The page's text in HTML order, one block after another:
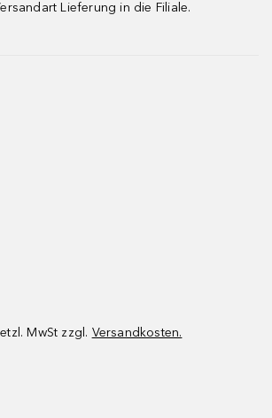
Lieferung in die Filiale.
MwSt zzgl. Versandkosten.